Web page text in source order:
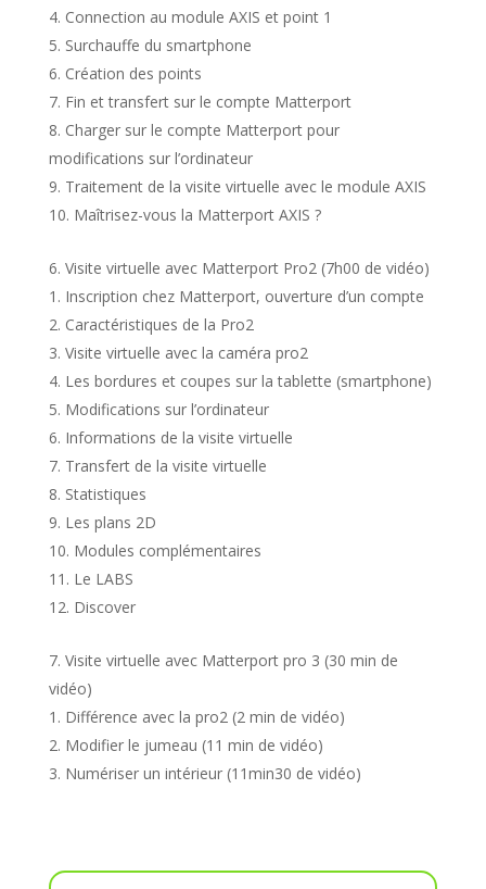
Connection au module AXIS et point 1
Surchauffe du smartphone
Création des points
Fin et transfert sur le compte Matterport
Charger sur le compte Matterport pour
modifications sur l’ordinateur
Traitement de la visite virtuelle avec le module AXIS
Maîtrisez-vous la Matterport AXIS ?
Visite virtuelle avec Matterport Pro2 (7h00 de vidéo)
Inscription chez Matterport, ouverture d’un compte
Caractéristiques de la Pro2
Visite virtuelle avec la caméra pro2
Les bordures et coupes sur la tablette (smartphone)
Modifications sur l’ordinateur
Informations de la visite virtuelle
Transfert de la visite virtuelle
Statistiques
Les plans 2D
Modules complémentaires
Le LABS
Discover
Visite virtuelle avec Matterport pro 3 (30 min de
vidéo)
Différence avec la pro2 (2 min de vidéo)
Modifier le jumeau (11 min de vidéo)
Numériser un intérieur (11min30 de vidéo)